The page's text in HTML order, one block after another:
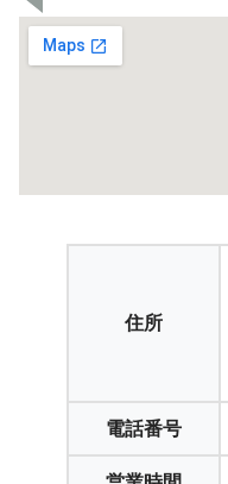
住所
電話番号